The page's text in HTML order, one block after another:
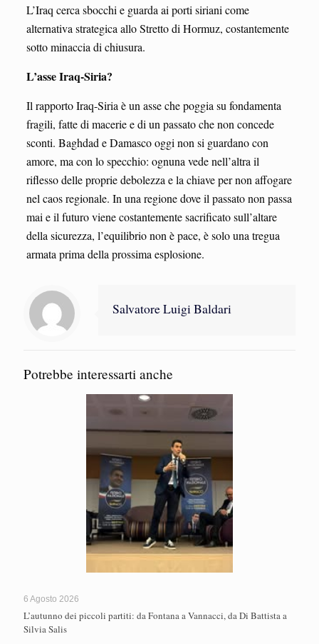
L’Iraq cerca sbocchi e guarda ai porti siriani come
alternativa strategica allo Stretto di Hormuz, costantemente
sotto minaccia di chiusura.
L’asse Iraq-Siria?
Il rapporto Iraq-Siria è un asse che poggia su fondamenta
fragili, fatte di macerie e di un passato che non concede
sconti. Baghdad e Damasco oggi non si guardano con
amore, ma con lo specchio: ognuna vede nell’altra il
riflesso delle proprie debolezza e la chiave per non affogare
nel caos regionale. In una regione dove il passato non passa
mai e il futuro viene costantemente sacrificato sull’altare
della sicurezza, l’equilibrio non è pace, è solo una tregua
armata prima della prossima esplosione.
Salvatore Luigi Baldari
Potrebbe interessarti anche
6 Agosto 2026
L’autunno dei piccoli partiti: da Fontana a Vannacci, da Di Battista a
Silvia Salis